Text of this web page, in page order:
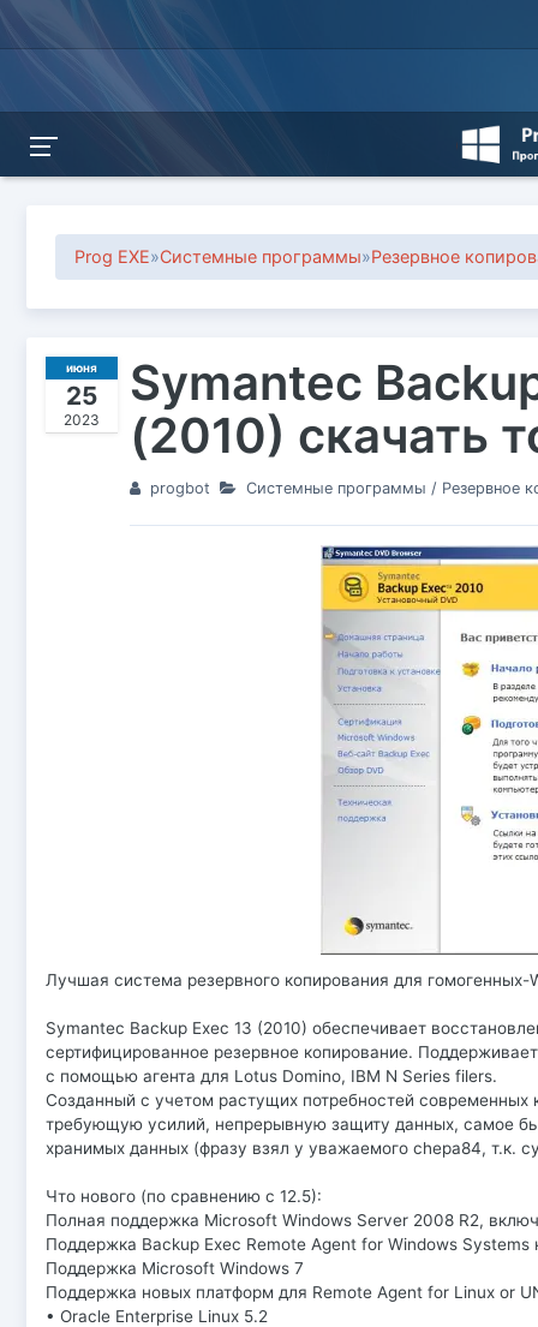
Prog EXE»Системные программы»Резервное
июня
25
2023
Symantec
(2010) скачать
progbot Системные программы / Резервное
Лучшая система резервного копирования для
Symantec Backup Exec 13 (2010) обеспечивает
сертифицированное резервное копирование.
с помощью агента для Lotus Domino, IBM N Series filers.
Созданный с учетом растущих потребностей
требующую усилий, непрерывную защиту данных, самое
хранимых данных (фразу взял у уважаемого chepa84, т.к.
Что нового (по сравнению с 12.5):
Полная поддержка Microsoft Windows Server 2008 R2,
Поддержка Backup Exec Remote Agent for Windows
Поддержка Microsoft Windows 7
Поддержка новых платформ для Remote Agent for Linux or
• Oracle Enterprise Linux 5.2